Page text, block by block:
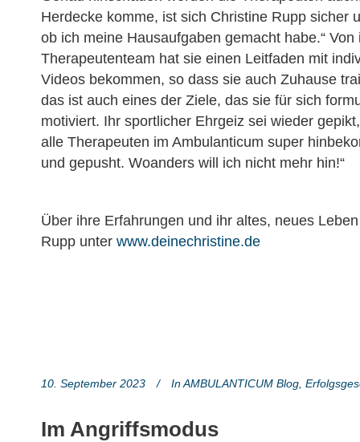
Herdecke komme, ist sich Christine Rupp sicher
ob ich meine Hausaufgaben gemacht habe.“
Therapeutenteam hat sie einen Leitfaden mit
Videos bekommen, so dass sie auch Zuhause
das ist auch eines der Ziele, das sie für sich
motiviert. Ihr sportlicher Ehrgeiz sei wieder
alle Therapeuten im Ambulanticum super
und gepusht. Woanders will ich nicht mehr hin!“
Über ihre Erfahrungen und ihr altes, neues
Rupp unter www.deinechristine.de
10. September 2023 InAMBULANTICUM Blog
Im Angriffsmodus